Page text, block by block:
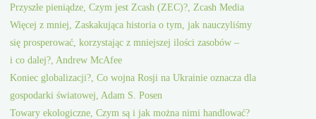
Przyszłe pieniądze, Czym jest Zcash (ZEC)?, Zcash Media
Więcej z mniej, Zaskakująca historia o tym, jak nauczyliśmy
się prosperować, korzystając z mniejszej ilości zasobów –
i co dalej?, Andrew McAfee
Koniec globalizacji?, Co wojna Rosji na Ukrainie oznacza dla
gospodarki światowej, Adam S. Posen
Towary ekologiczne, Czym są i jak można nimi handlować?